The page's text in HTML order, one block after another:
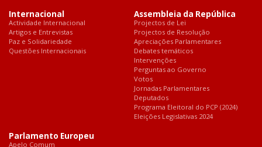
Internacional
Actividade Internacional
Artigos e Entrevistas
Paz e Solidariedade
Questões Internacionais
Assembleia da República
Projectos de Lei
Projectos de Resolução
Apreciações Parlamentares
Debates temáticos
Intervenções
Perguntas ao Governo
Votos
Jornadas Parlamentares
Deputados
Programa Eleitoral do PCP (2024)
Eleições Legislativas 2024
Parlamento Europeu
Apelo Comum